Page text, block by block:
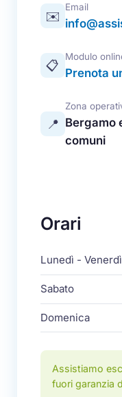
✉️
Email
📋
Modulo
Prenota
📍
Zona
Bergamo
comuni
Orari
Lunedì - Venerdì
Sabato
Domenica
Assistiamo
fuori garanzia